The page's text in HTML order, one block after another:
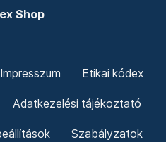
Shop
Impresszum Etikai kódex
Adatkezelési tájékoztató
Szabályzatok